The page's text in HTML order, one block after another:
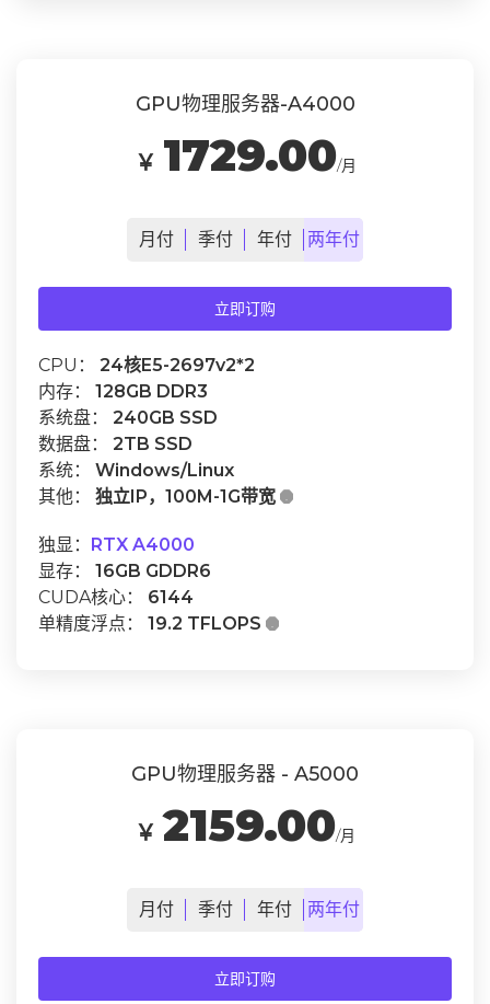
GPU物理服务器-A4000
￥ 1729.00/月
月 付 季付 年付 两年付
立即订购
CPU： 24核E5-2697v2*2
内存： 128GB DDR3
系统盘： 240GB SSD
数据盘： 2TB SSD
系统： Windows/Linux
其他： 独立IP，100M-1G带宽 
独显： RTX A4000
显存： 16GB GDDR6
CUDA核心： 6144
单精度浮点： 19.2 TFLOPS 
GPU物理服务器 - A5000
￥ 2159.00/月
月 付 季付 年付 两年付
立即订购